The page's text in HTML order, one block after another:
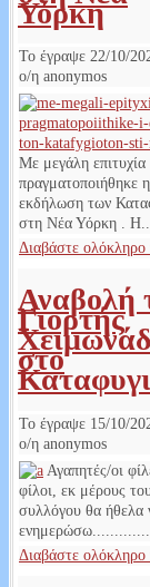
Υόρκη
Το έγραψε 22/10/
ο/η anonymos
Με μεγάλη επιτυχία
πραγματοποιήθηκε η
εκδήλωση των
στη Νέα Υόρκη .
Διαβάστε ολόκληρο
Αναβολή
Γιορτής
στο
Το έγραψε 15/10/
ο/η anonymos
Αγαπητές/οι
φίλοι, εκ μέρους
συλλόγου θα ήθελα
ενημερώσω.............
Διαβάστε ολόκληρο